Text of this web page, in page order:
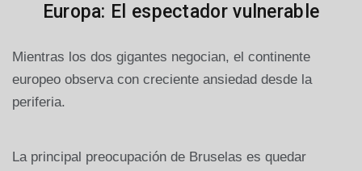
Europa: El espectador vulnerable
Mientras los dos gigantes negocian, el continente
europeo observa con creciente ansiedad desde la
periferia.
La principal preocupación de Bruselas es quedar